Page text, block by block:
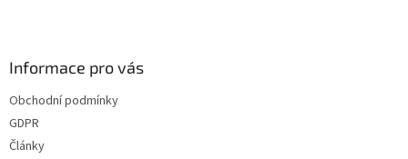
Informace pro vás
Obchodní podmínky
GDPR
Články